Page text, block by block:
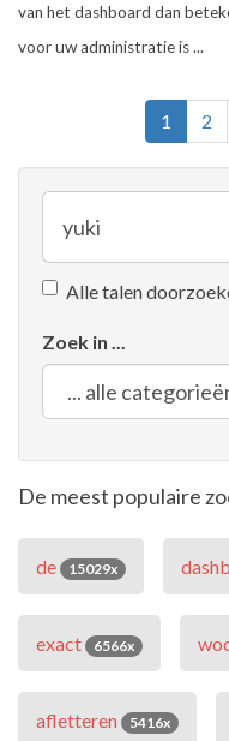
van het dashboard dan
voor uw administratie is ...
1 2
Alle talen
Zoek in ...
De meest populaire
de 15029x
exact 6566x
afletteren 5416x